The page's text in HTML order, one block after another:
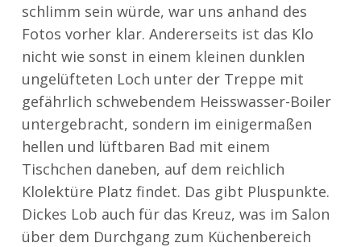
schlimm sein würde, war uns anhand des
Fotos vorher klar. Andererseits ist das Klo
nicht wie sonst in einem kleinen dunklen
ungelüfteten Loch unter der Treppe mit
gefährlich schwebendem Heisswasser-Boiler
untergebracht, sondern im einigermaßen
hellen und lüftbaren Bad mit einem
Tischchen daneben, auf dem reichlich
Klolektüre Platz findet. Das gibt Pluspunkte.
Dickes Lob auch für das Kreuz, was im Salon
über dem Durchgang zum Küchenbereich